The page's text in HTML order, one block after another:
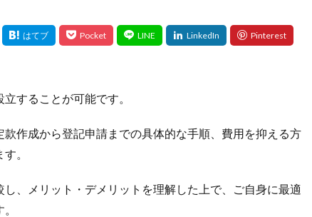
することが可能です。
作成から登記申請までの具体的な手順、費用を抑える方
。
、メリット・デメリットを理解した上で、ご自身に最適